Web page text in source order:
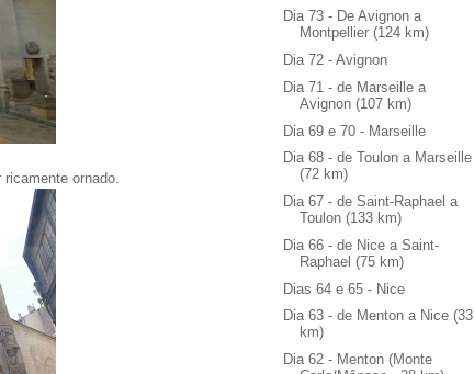
ornado.
Dia 73 - De Avignon a
Montpellier (124 km)
Dia 72 - Avignon
Dia 71 - de Marseille a
Avignon (107 km)
Dia 69 e 70 - Marseille
Dia 68 - de Toulon a Marseille
(72 km)
Dia 67 - de Saint-Raphael a
Toulon (133 km)
Dia 66 - de Nice a Saint-
Raphael (75 km)
Dias 64 e 65 - Nice
Dia 63 - de Menton a Nice (33
km)
Dia 62 - Menton (Monte